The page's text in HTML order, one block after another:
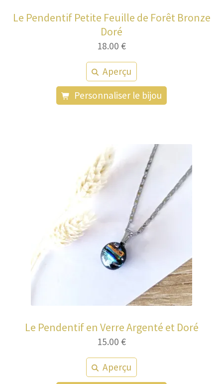
Le Pendentif Petite Feuille de Forêt Bronze
Doré
18.00 €
Aperçu
Personnaliser le bijou
Le Pendentif en Verre Argenté et Doré
15.00 €
Aperçu